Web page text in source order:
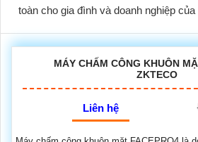
toàn cho gia đình và doanh nghiệp của
MÁY CHẤM CÔNG KHUÔN
ZKTECO
Liên hệ